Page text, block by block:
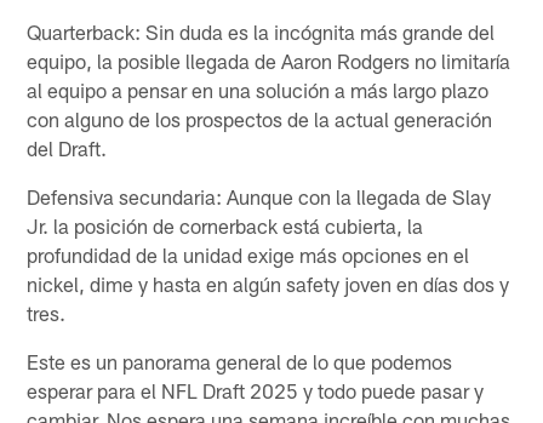
Quarterback: Sin duda es la incógnita más grande del
equipo, la posible llegada de Aaron Rodgers no limitaría
al equipo a pensar en una solución a más largo plazo
con alguno de los prospectos de la actual generación
del Draft.
Defensiva secundaria: Aunque con la llegada de Slay
Jr. la posición de cornerback está cubierta, la
profundidad de la unidad exige más opciones en el
nickel, dime y hasta en algún safety joven en días dos y
tres.
Este es un panorama general de lo que podemos
esperar para el NFL Draft 2025 y todo puede pasar y